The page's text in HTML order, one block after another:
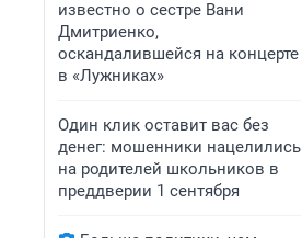
известно о сестре Вани
Дмитриенко,
оскандалившейся на концерте
в «Лужниках»
Один клик оставит вас без
денег: мошенники нацелились
на родителей школьников в
преддверии 1 сентября